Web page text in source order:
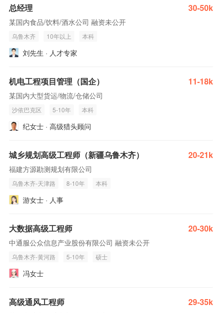
总经理 30-50k
某国内食品/饮料/酒水公司 融资未公开
乌鲁木齐 10年以上 本科
刘先生 · 人才专家
机电工程项目管理（国企） 11-18k
某国内大型货运/物流/仓储公司
沙依巴克区 5-10年 本科
纪女士 · 高级猎头顾问
城乡规划高级工程师（新疆乌鲁木齐） 20-21k
福建方源勘测规划有限公司
乌鲁木齐-天津路 8-10年 本科
游女士 · 人事
大数据高级工程师 20-30k
中通服公众信息产业股份有限公司 融资未公开
乌鲁木齐-黄河路 5-10年 硕士
冯女士
高级通风工程师 29-35k